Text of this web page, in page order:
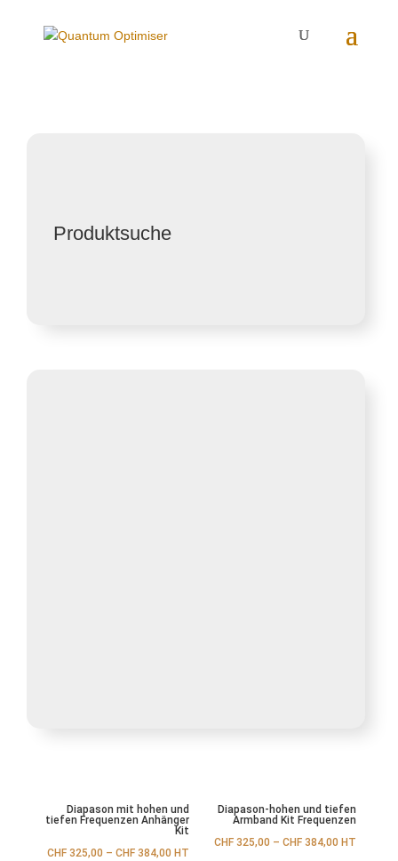
Produktsuche
Diapason mit hohen und
tiefen Frequenzen Anhänger
Kit
CHF 325,00 –CHF 384,00 HT
Diapason-hohen und tiefen
Armband Kit Frequenzen
CHF325,00 – CHF384,00 HT